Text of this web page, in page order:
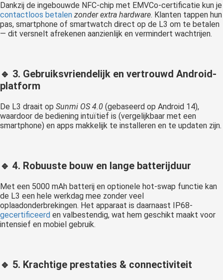
Dankzij de ingebouwde NFC-chip met EMVCo-certificatie kun je
contactloos betalen zonder extra hardware. Klanten tappen hun
pas, smartphone of smartwatch direct op de L3 om te betalen
— dit versnelt afrekenen aanzienlijk en vermindert wachtrijen.
🔹 3. Gebruiksvriendelijk en vertrouwd Android-
platform
De L3 draait op Sunmi OS 4.0 (gebaseerd op Android 14),
waardoor de bediening intuïtief is (vergelijkbaar met een
smartphone) en apps makkelijk te installeren en te updaten zijn.
🔹 4. Robuuste bouw en lange batterijduur
Met een 5000 mAh batterij en optionele hot-swap functie kan
de L3 een hele werkdag mee zonder veel
oplaadonderbrekingen. Het apparaat is daarnaast IP68-
gecertificeerd en valbestendig, wat hem geschikt maakt voor
intensief en mobiel gebruik.
🔹 5. Krachtige prestaties & connectiviteit